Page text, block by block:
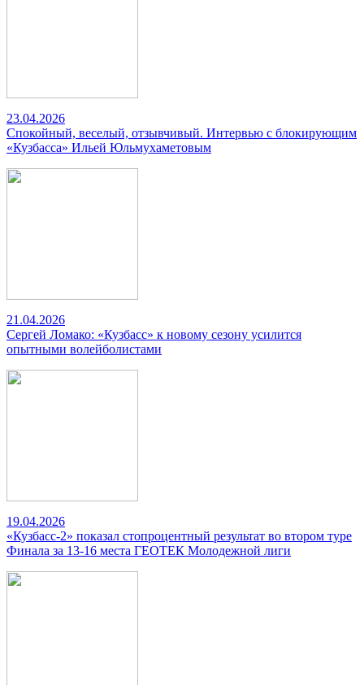
23.04.2026
Спокойный, веселый, отзывчивый. Интервью с блокирующим
«Кузбасса» Ильей Юльмухаметовым
21.04.2026
Сергей Ломако: «Кузбасс» к новому сезону усилится
опытными волейболистами
19.04.2026
«Кузбасс-2» показал стопроцентный результат во втором туре
Финала за 13-16 места ГЕОТЕК Молодежной лиги